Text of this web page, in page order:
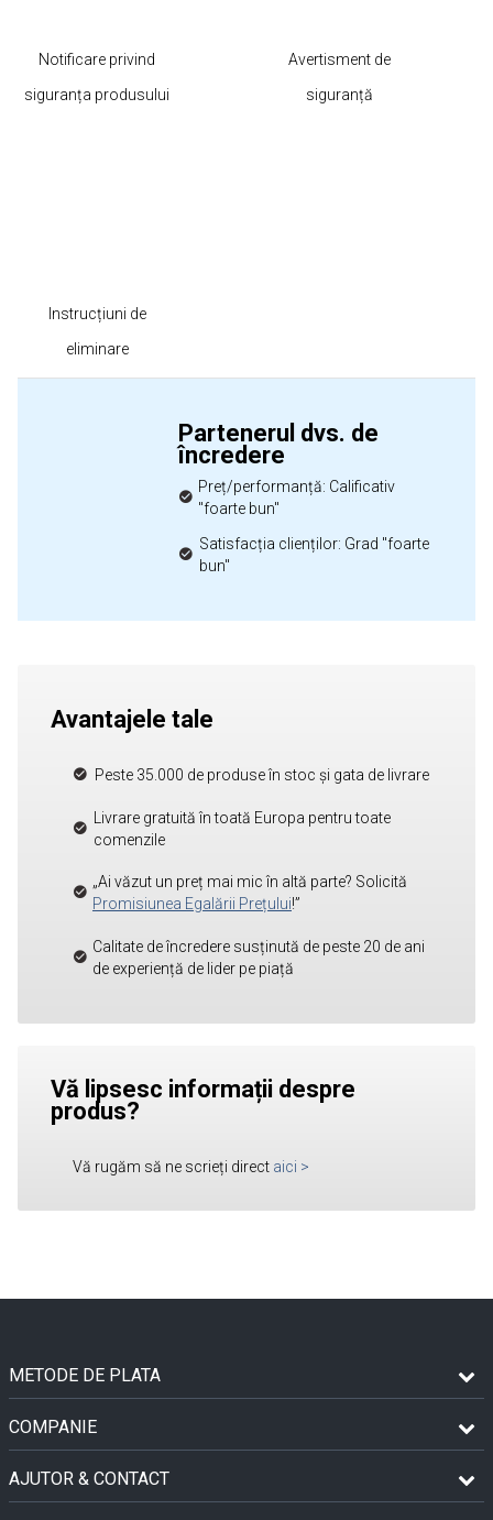
Notificare privind
siguranța produsului
Avertisment de
siguranță
Instrucțiuni de
eliminare
Partenerul dvs. de
încredere
Preț/performanță: Calificativ
"foarte bun"
Satisfacția clienților: Grad "foarte
bun"
Avantajele tale
Peste 35.000 de produse în stoc și gata de livrare
Livrare gratuită în toată Europa pentru toate
comenzile
„Ai văzut un preț mai mic în altă parte? Solicită
Promisiunea Egalării Prețului!”
Calitate de încredere susținută de peste 20 de ani
de experiență de lider pe piață
Vă lipsesc informații despre
produs?
Vă rugăm să ne scrieți direct aici >
METODE DE PLATA
COMPANIE
AJUTOR & CONTACT